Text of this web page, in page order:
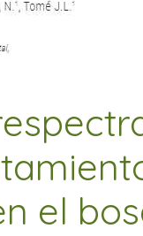
el